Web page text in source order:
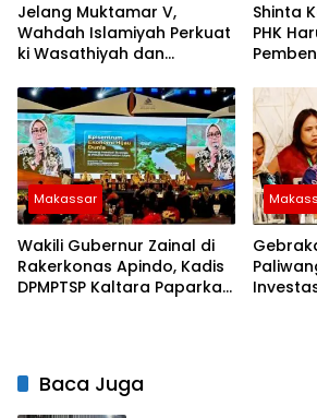
Jelang Muktamar V,
Wahdah Islamiyah Perkuat
ki Wasathiyah dan
Shinta
PHK
Makassar
Wakili Gubernur Zainal di
Rakerkonas Apindo, Kadis
DPMPTSP Kaltara Paparkan
Baca Juga